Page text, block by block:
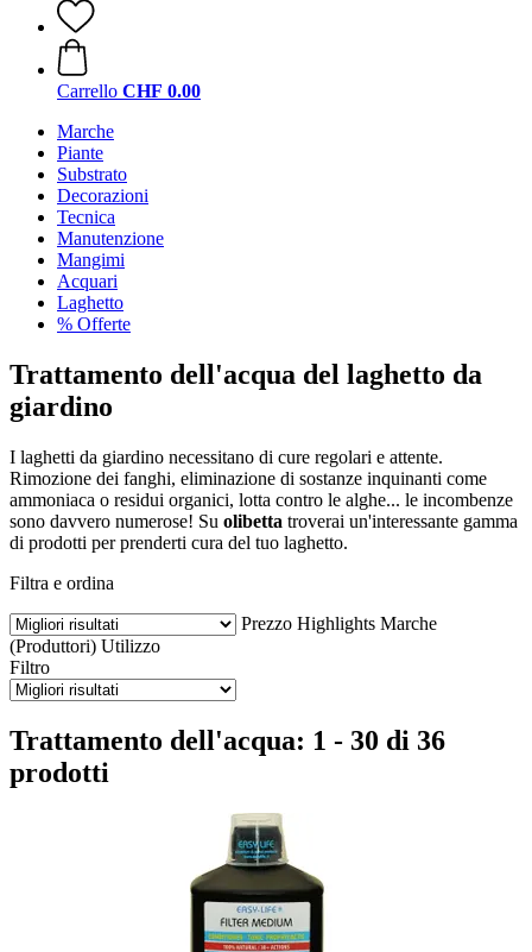
Carrello CHF 0.00
Marche
Piante
Substrato
Decorazioni
Tecnica
Manutenzione
Mangimi
Acquari
Laghetto
% Offerte
Trattamento dell'acqua del laghetto da
giardino
I laghetti da giardino necessitano di cure regolari e attente.
Rimozione dei fanghi, eliminazione di sostanze inquinanti come
ammoniaca o residui organici, lotta contro le alghe... le incombenze
sono davvero numerose! Su olibetta troverai un'interessante gamma
di prodotti per prenderti cura del tuo laghetto.
Filtra e ordina
Prezzo Highlights Marche
(Produttori) Utilizzo
Filtro
Trattamento dell'acqua: 1 - 30 di 36
prodotti